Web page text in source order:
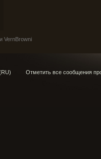
VernBrowni
Отметить все сообщения